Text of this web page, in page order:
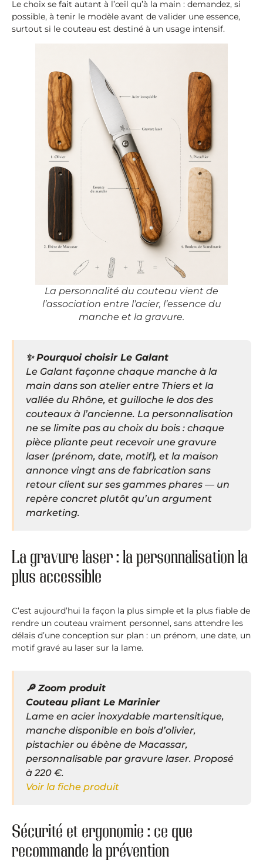
Le choix se fait autant à l’œil qu’à la main : demandez, si
possible, à tenir le modèle avant de valider une essence,
surtout si le couteau est destiné à un usage intensif.
La personnalité du couteau vient de
l’association entre l’acier, l’essence du
manche et la gravure.
✨ Pourquoi choisir Le Galant
Le Galant façonne chaque manche à la
main dans son atelier entre Thiers et la
vallée du Rhône, et guilloche le dos des
couteaux à l’ancienne. La personnalisation
ne se limite pas au choix du bois : chaque
pièce pliante peut recevoir une gravure
laser (prénom, date, motif), et la maison
annonce vingt ans de fabrication sans
retour client sur ses gammes phares — un
repère concret plutôt qu’un argument
marketing.
La gravure laser : la personnalisation la
plus accessible
C’est aujourd’hui la façon la plus simple et la plus fiable de
rendre un couteau vraiment personnel, sans attendre les
délais d’une conception sur plan : un prénom, une date, un
motif gravé au laser sur la lame.
🔎 Zoom produit
Couteau pliant Le Marinier
Lame en acier inoxydable martensitique,
manche disponible en bois d’olivier,
pistachier ou ébène de Macassar,
personnalisable par gravure laser. Proposé
à 220 €.
Voir la fiche produit
Sécurité et ergonomie : ce que
recommande la prévention